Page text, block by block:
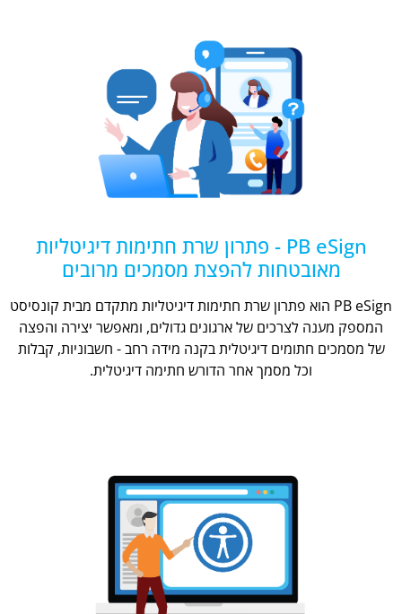
PB eSign - פתרון שרת חתימות דיגיטליות
מאובטחות להפצת מסמכים מרובים
PB eSign הוא פתרון שרת חתימות דיגיטליות מתקדם מבית קונסיסט
המספק מענה לצרכים של ארגונים גדולים, ומאפשר יצירה והפצה
של מסמכים חתומים דיגיטלית בקנה מידה רחב - חשבוניות, קבלות
וכל מסמך אחר הדורש חתימה דיגיטלית.